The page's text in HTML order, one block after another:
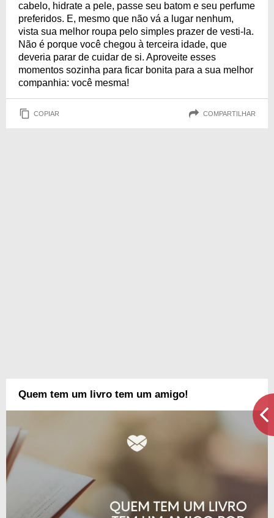
cabelo, hidrate a pele, passe seu batom e seu perfume
preferidos. E, mesmo que não vá a lugar nenhum,
vista sua melhor roupa pelo simples prazer de vesti-la.
Não é porque você chegou à terceira idade, que
deveria parar de cuidar de si. Aproveite esses
momentos sozinha para ficar bonita para a sua melhor
companhia: você mesma!
COPIAR COMPARTILHAR
Quem tem um livro tem um amigo!